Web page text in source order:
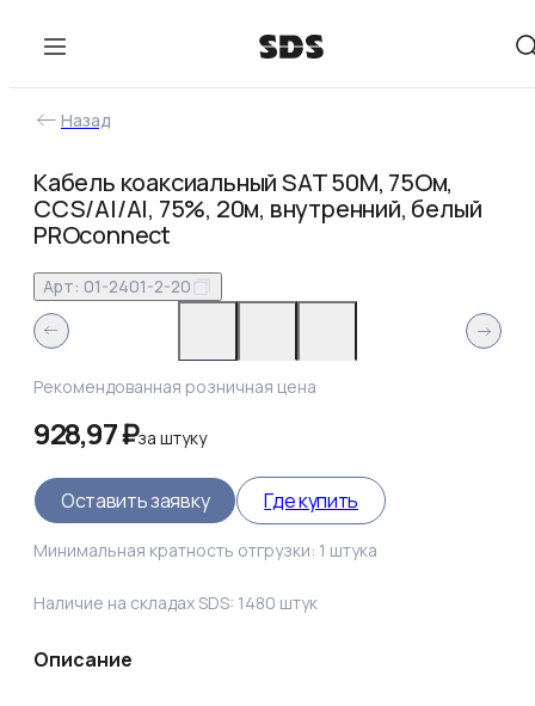
Назад
Кабель коаксиальный SAT 50M, 75Ом,
CCS/Al/Al, 75%, 20м, внутренний, белый
PROconnect
Арт: 01-2401-2-20
Рекомендованная розничная цена
928,97 ₽заштуку
Оставить заявку Где купить
Минимальная кратность отгрузки: 1 штука
Наличие на складах SDS: 1480 штук
Описание